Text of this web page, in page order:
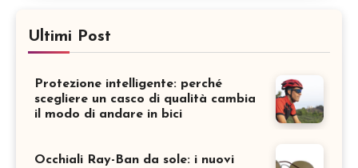
Ultimi Post
Protezione intelligente: perché
scegliere un casco di qualità cambia
il modo di andare in bici
Occhiali Ray-Ban da sole: i nuovi